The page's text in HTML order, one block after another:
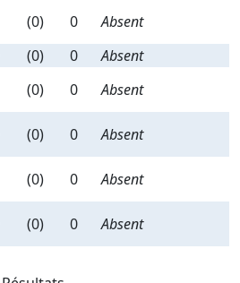
(0) 0
Absent
(0) 0
Absent
(0) 0
Absent
(0) 0
Absent
(0) 0
Absent
(0) 0
Absent